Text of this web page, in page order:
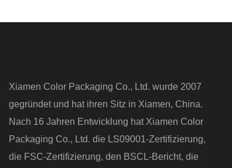
Xiamen Color Packaging Co., Ltd. wurde 2007
gegründet und hat ihren Sitz in Xiamen, China.
Nach 16 Jahren Entwicklung hat Xiamen Color
Packaging Co., Ltd. die LS09001-Zertifizierung,
die FSC-Zertifizierung, den BSCL-Bericht, die